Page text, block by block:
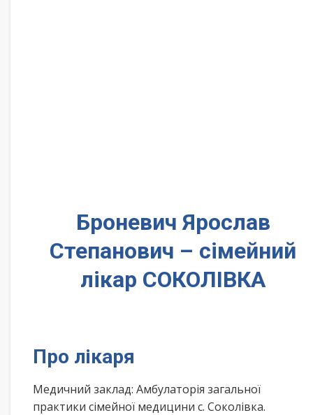
Броневич Ярослав
Степанович – сімейний
лікар СОКОЛІВКА
Про лікаря
Медичний заклад: Амбулаторія загальної
практики сімейної медицини с. Соколівка.